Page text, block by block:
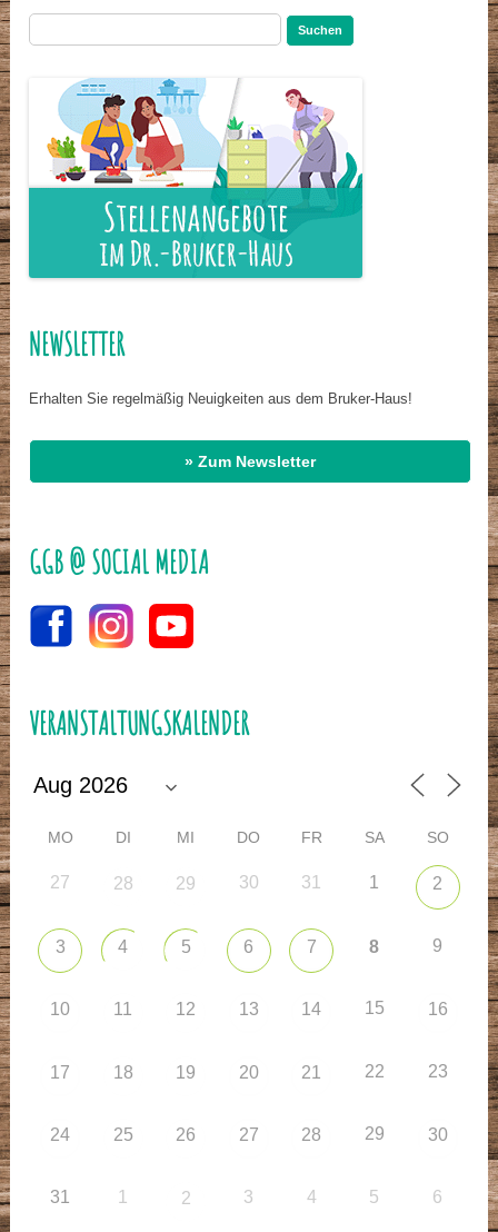
NEWSLETTER
Erhalten Sie regelmäßig Neuigkeiten aus dem Bruker-Haus!
» Zum Newsletter
GGB @ SOCIAL MEDIA
VERANSTALTUNGSKALENDER
MO DI MI DO FR SA SO
27 28 29 30 31 1 2
3 4 5 6 7 8 9
10 11 12 13 14 15 16
17 18 19 20 21 22 23
24 25 26 27 28 29 30
31 1 2 3 4 5 6